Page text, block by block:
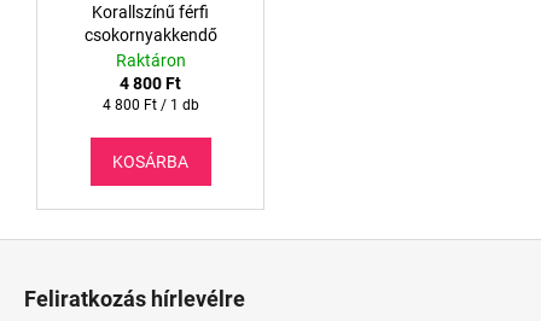
Korallszínű férfi
csokornyakkendő
Raktáron
4 800 Ft
Egységár:
4 800 Ft / 1 db
KOSÁRBA
Feliratkozás hírlevélre